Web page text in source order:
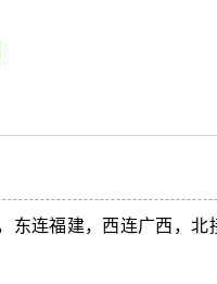
东连福建，西连广西，